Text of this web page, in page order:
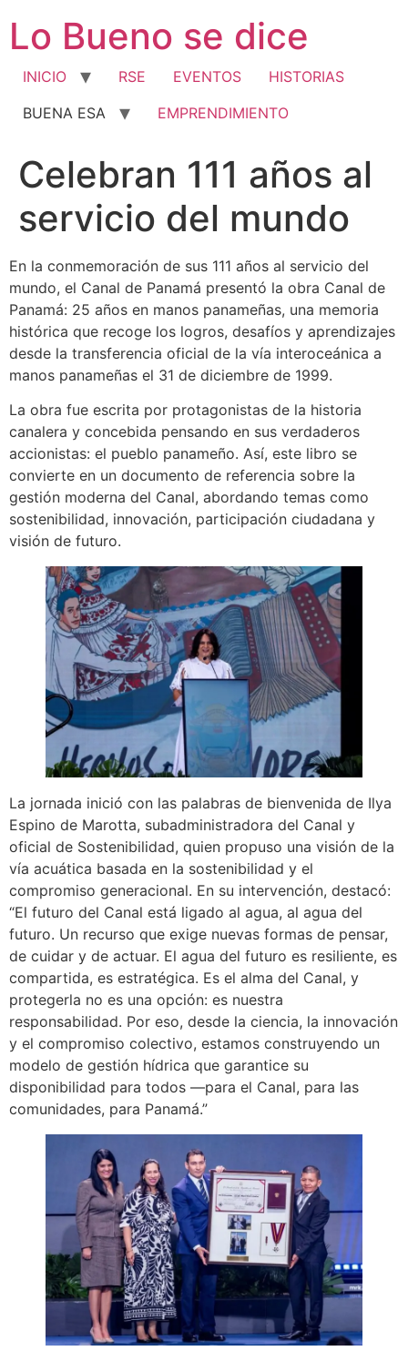
contenido
Lo Bueno se dice
INICIO RSE EVENTOS
HISTORIAS
BUENA ESA
EMPRENDIMIENTO
Celebran 111 años al
servicio del mundo
En la conmemoración de sus 111 años al servicio del
mundo, el Canal de Panamá presentó la obra Canal de
Panamá: 25 años en manos panameñas, una memoria
histórica que recoge los logros, desafíos y aprendizajes
desde la transferencia oficial de la vía interoceánica a
manos panameñas el 31 de diciembre de 1999.
La obra fue escrita por protagonistas de la historia
canalera y concebida pensando en sus verdaderos
accionistas: el pueblo panameño. Así, este libro se
convierte en un documento de referencia sobre la
gestión moderna del Canal, abordando temas como
sostenibilidad, innovación, participación ciudadana y
visión de futuro.
La jornada inició con las palabras de bienvenida de Ilya
Espino de Marotta, subadministradora del Canal y
oficial de Sostenibilidad, quien propuso una visión de la
vía acuática basada en la sostenibilidad y el
compromiso generacional. En su intervención, destacó:
“El futuro del Canal está ligado al agua, al agua del
futuro. Un recurso que exige nuevas formas de pensar,
de cuidar y de actuar. El agua del futuro es resiliente, es
compartida, es estratégica. Es el alma del Canal, y
protegerla no es una opción: es nuestra
responsabilidad. Por eso, desde la ciencia, la innovación
y el compromiso colectivo, estamos construyendo un
modelo de gestión hídrica que garantice su
disponibilidad para todos —para el Canal, para las
comunidades, para Panamá.”